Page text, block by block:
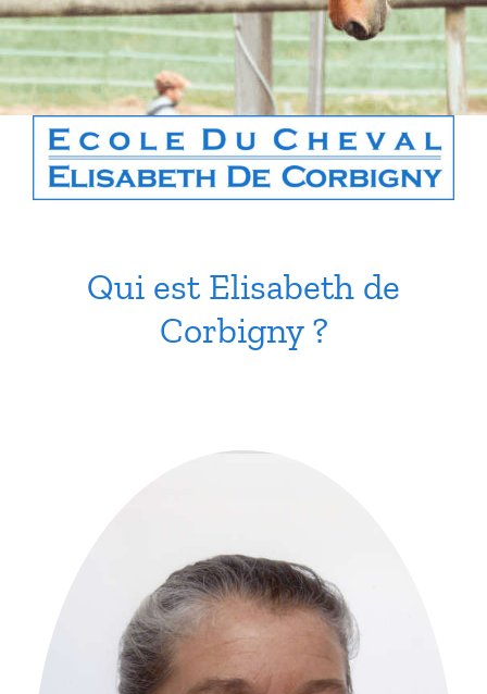
Boutique
Contact
Panier
Qui est Elisabeth de
Corbigny ?